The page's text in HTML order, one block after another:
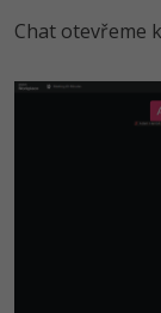
Chat otevřeme